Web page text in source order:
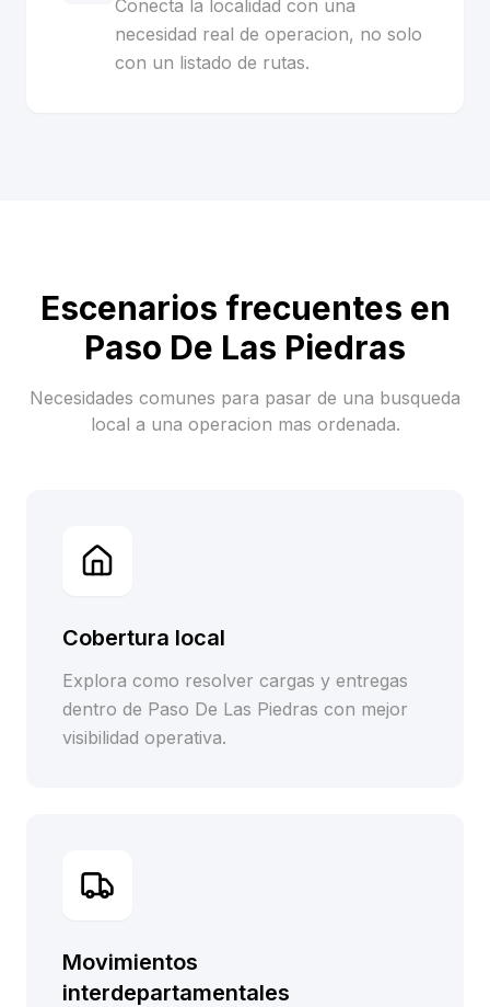
Conecta la localidad con una
necesidad real de operacion, no solo
con un listado de rutas.
Escenarios frecuentes en
Paso De Las Piedras
Necesidades comunes para pasar de una busqueda
local a una operacion mas ordenada.
Cobertura local
Explora como resolver cargas y entregas
dentro de Paso De Las Piedras con mejor
visibilidad operativa.
Movimientos
interdepartamentales